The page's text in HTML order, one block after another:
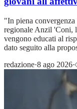
"In piena
regionale Anzil 'Coni,
vengono educati al
dato seguito alla
redazione·8 ago 2026·